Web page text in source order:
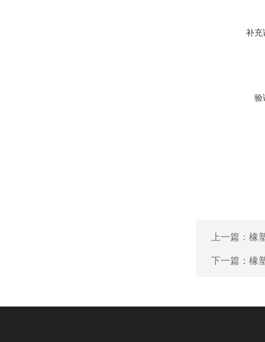
补充
验
上一篇： 橡
下一篇： 橡